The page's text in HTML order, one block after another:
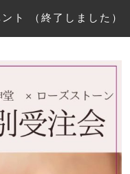
ト （終了しました）